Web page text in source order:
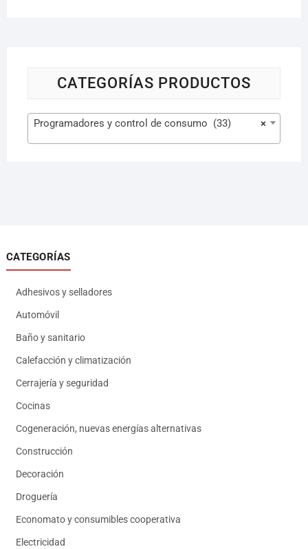
CATEGORÍAS PRODUCTOS
×
Programadores y control de consumo (33)
CATEGORÍAS
Adhesivos y selladores
Automóvil
Baño y sanitario
Calefacción y climatización
Cerrajería y seguridad
Cocinas
Cogeneración, nuevas energías alternativas
Construcción
Decoración
Droguería
Economato y consumibles cooperativa
Electricidad